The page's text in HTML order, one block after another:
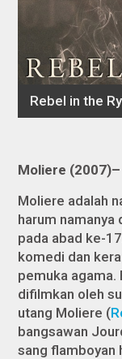
Moliere
Moliere adalah
harum namanya
pada abad ke-
komedi dan
pemuka
difilmkan oleh
utang Moliere (
bangsawan
sang flamboyan